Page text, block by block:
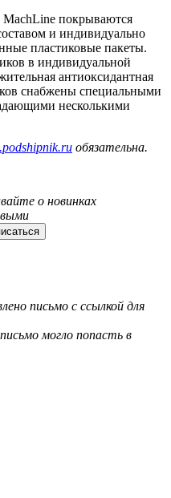
покрываются
и индивидуально
пластиковые пакеты.
в индивидуальной
антиоксидантная
снабжены специальными
несколькими
обязательна.
о новинках
письмо с ссылкой для
могло попасть в